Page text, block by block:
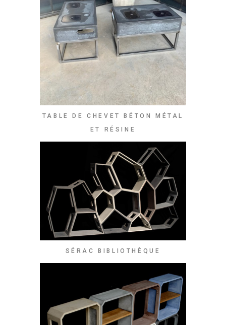
TABLE DE CHEVET BÉTON MÉTAL
ET RÉSINE
SÉRAC BIBLIOTHÈQUE